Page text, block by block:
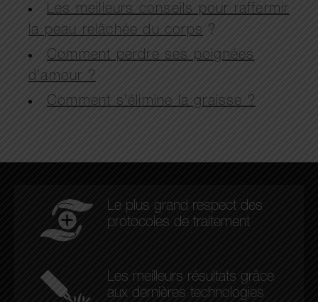
Les meilleurs conseils pour raffermir
la peau relâchée du corps ?
Comment perdre ses poignées
d’amour ?
Comment s’élimine la graisse ?
Le plus grand respect des
protocoles de traitement
Les meilleurs résultats grâce
aux dernières technologies